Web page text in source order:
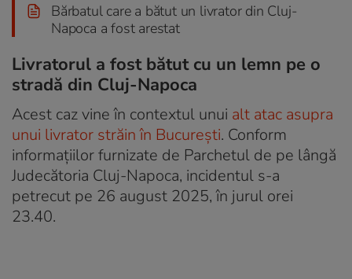
Bărbatul care a bătut un livrator din Cluj-
Napoca a fost arestat
Livratorul a fost bătut cu un lemn pe o
stradă din Cluj-Napoca
Acest caz vine în contextul unui alt atac asupra
unui livrator străin în București. Conform
informațiilor furnizate de Parchetul de pe lângă
Judecătoria Cluj-Napoca, incidentul s-a
petrecut pe 26 august 2025, în jurul orei
23.40.